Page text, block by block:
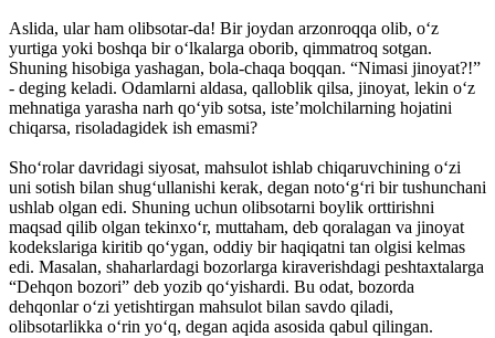
Aslida, ular ham olibsotar-da! Bir joydan arzonroqqa olib, o‘z
yurtiga yoki boshqa bir o‘lkalarga oborib, qimmatroq sotgan.
Shuning hisobiga yashagan, bola-chaqa boqqan. “Nimasi jinoyat?!”
- deging keladi. Odamlarni aldasa, qalloblik qilsa, jinoyat, lekin o‘z
mehnatiga yarasha narh qo‘yib sotsa, iste’molchilarning hojatini
chiqarsa, risoladagidek ish emasmi?
Sho‘rolar davridagi siyosat, mahsulot ishlab chiqaruvchining o‘zi
uni sotish bilan shug‘ullanishi kerak, degan noto‘g‘ri bir tushunchani
ushlab olgan edi. Shuning uchun olibsotarni boylik orttirishni
maqsad qilib olgan tekinxo‘r, muttaham, deb qoralagan va jinoyat
kodekslariga kiritib qo‘ygan, oddiy bir haqiqatni tan olgisi kelmas
edi. Masalan, shaharlardagi bozorlarga kiraverishdagi peshtaxtalarga
“Dehqon bozori” deb yozib qo‘yishardi. Bu odat, bozorda
dehqonlar o‘zi yetishtirgan mahsulot bilan savdo qiladi,
olibsotarlikka o‘rin yo‘q, degan aqida asosida qabul qilingan.